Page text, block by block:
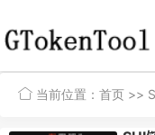
当前位置： 首页 >>